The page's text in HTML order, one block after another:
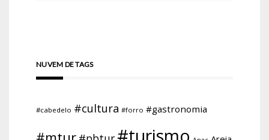
NUVEM DE TAGS
#cabedelo #cultura #forro #gastronomia